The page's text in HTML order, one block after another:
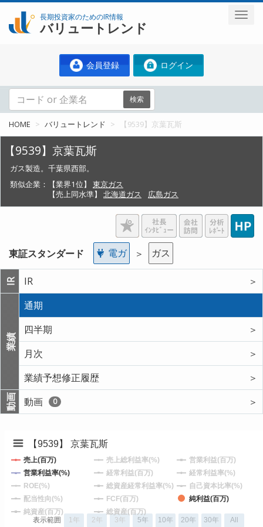
長期投資家のためのIR情報
バリュートレンド
会員登録 ログイン
検索
HOME バリュートレンド 【9539】京葉瓦斯
【9539】京葉瓦斯
ガス製造。千葉県西部。
類似企業：
【業界1位】
東京ガス
【売上同水準】
北海道ガス 広島ガス
東証スタンダード 電ガ ＞ ガス
IR IR ＞
業績
通期
四半期
＞
月次
＞
業績予想修正履歴
＞
動画 動画 0 ＞
【9539】 京葉瓦斯
表示範囲 1年 2年 3年 5年 10年 20年 30年 All
売上(百万) 売上総利益率(%)
営業利益(百万)
営業利益率(%)
経常利益(百万)
経常利益率(%)
ROE(%)
総資産経常利益率(%)
自己資本比率(%)
配当性向(%)
FCF(百万)
純利益(百万)
純資産(百万)
総資産(百万)